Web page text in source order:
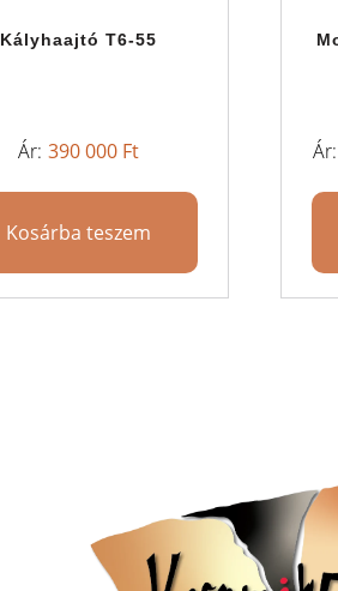
Kályhaajtó T6-55
390 000 Ft
Kosárba teszem